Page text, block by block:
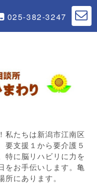
025-382-3247
私たちは新潟市江南区
要支援１から要介護５
特に脳リハビリに力を
をお手伝いします。亀
にあります。